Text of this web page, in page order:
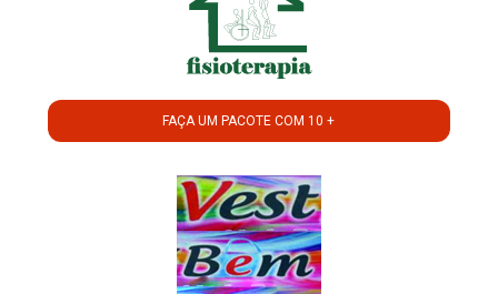
FAÇA UM PACOTE COM 10 +